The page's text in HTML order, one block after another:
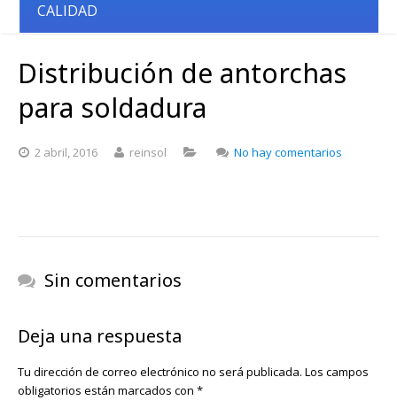
CALIDAD
Distribución de antorchas
para soldadura
2 abril, 2016 reinsol No hay comentarios
Sin comentarios
Deja una respuesta
Tu dirección de correo electrónico no será publicada. Los campos
obligatorios están marcados con *